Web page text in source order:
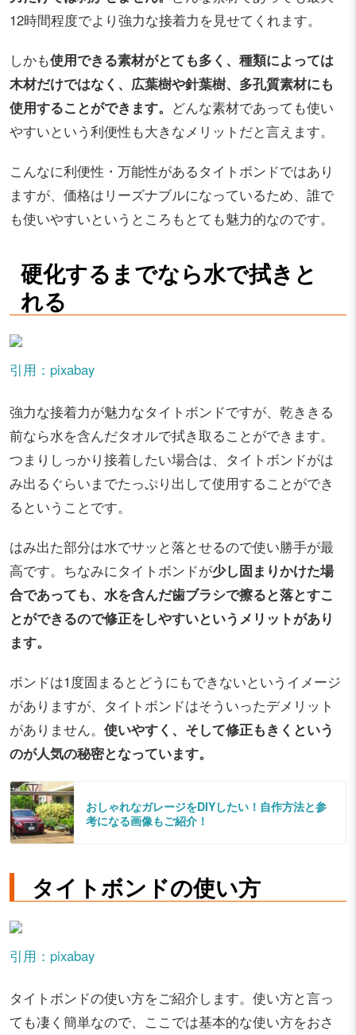
12時間程度でより強力な接着力を見せてくれます。
しかも使用できる素材がとても多く、種類によっては
木材だけではなく、広葉樹や針葉樹、多孔質素材にも
使用することができます。 どんな素材であっても使い
やすいという利便性も大きなメリットだと言えます。
こんなに利便性・万能性があるタイトボンドではあり
ますが、価格はリーズナブルになっているため、誰で
も使いやすいというところもとても魅力的なのです。
硬化するまでなら水で拭きと
れる
引用：pixabay
強力な接着力が魅力なタイトボンドですが、乾ききる
前なら水を含んだタオルで拭き取ることができます。
つまりしっかり接着したい場合は、タイトボンドがは
み出るぐらいまでたっぷり出して使用することができ
るということです。
はみ出た部分は水でサッと落とせるので使い勝手が最
高です。ちなみにタイトボンドが少し固まりかけた場
合であっても、水を含んだ歯ブラシで擦ると落とすこ
とができるので修正をしやすいというメリットがあり
ます。
ボンドは1度固まるとどうにもできないというイメージ
がありますが、タイトボンドはそういったデメリット
がありません。 使いやすく、そして修正もきくという
のが人気の秘密となっています。
おしゃれなガレージをDIYしたい！自作方法と参
考になる画像もご紹介！
タイトボンドの使い方
引用：pixabay
タイトボンドの使い方をご紹介します。使い方と言っ
ても凄く簡単なので、ここでは基本的な使い方をおさ